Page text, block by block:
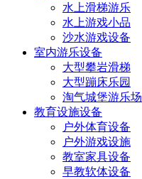
水上滑梯游乐
水上游戏小品
沙水游戏设备
室内游乐设备
大型攀岩滑梯
大型蹦床乐园
淘气城堡游乐场
教育设施设备
户外体育设备
户外游戏设施
教室家具设备
早教软体设备